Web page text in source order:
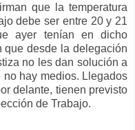
que la temperatura
debe ser entre 20 y 21
ayer tenían en dicho
que desde la delegación
no les dan solución a
no hay medios. Llegados
delante, tienen previsto
de Trabajo.